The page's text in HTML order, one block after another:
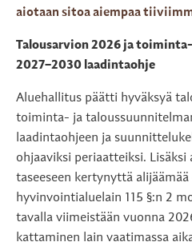
aiotaan sitoa aiempaa
Talousarvion 2026 ja
2027–2030 laadintaohje
Aluehallitus päätti hyväksyä
toiminta- ja
laadintaohjeen ja
ohjaaviksi periaatteiksi.
taseeseen kertynyttä
hyvinvointialuelain 115 §:n 2
tavalla viimeistään vuonna
kattaminen lain vaatimassa